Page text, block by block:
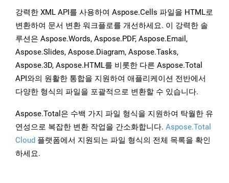
강력한 XML API를 사용하여 Aspose.Cells 파일을 HTML로
변환하여 문서 변환 워크플로를 개선하세요. 이 강력한 솔
루션은 Aspose.Words, Aspose.PDF, Aspose.Email,
Aspose.Slides, Aspose.Diagram, Aspose.Tasks,
Aspose.3D, Aspose.HTML를 비롯한 다른 Aspose.Total
API와의 원활한 통합을 지원하여 애플리케이션 전반에서
다양한 형식의 파일을 포괄적으로 변환할 수 있습니다.
Aspose.Total은 수백 가지 파일 형식을 지원하여 탁월한 유
연성으로 복잡한 변환 작업을 간소화합니다. Aspose.Total
Cloud 플랫폼에서 지원되는 파일 형식의 전체 목록을 확인
하세요.